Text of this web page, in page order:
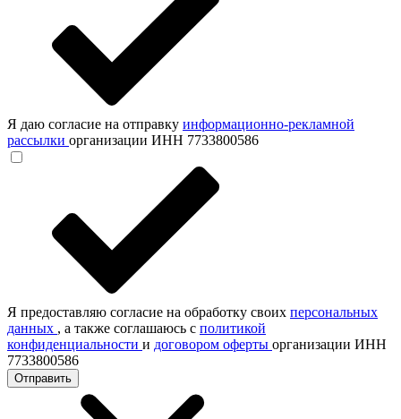
Я даю согласие на отправку информационно-рекламной
рассылки организации ИНН 7733800586
Я предоставляю согласие на обработку своих персональных
данных , а также соглашаюсь с политикой
конфиденциальности и договором оферты организации ИНН
7733800586
Отправить